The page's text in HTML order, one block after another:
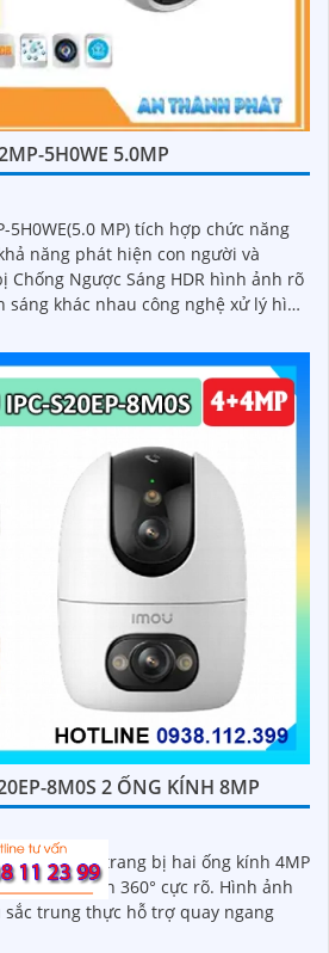
5H0WE 5.0MP
5H0WE(5.0 MP) tích hợp chức năng
năng phát hiện con người và
Chống Ngược Sáng HDR hình ảnh rõ
khác nhau công nghệ xử lý hình
8M0S 2 ỐNG KÍNH 8MP
8M0S được trang bị hai ống kính 4MP
cảnh 360° cực rõ. Hình ảnh
trung thực hỗ trợ quay ngang